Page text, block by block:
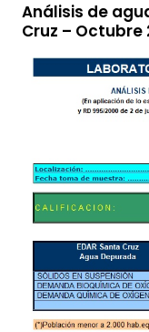
Análisis de
Cruz – Octubre